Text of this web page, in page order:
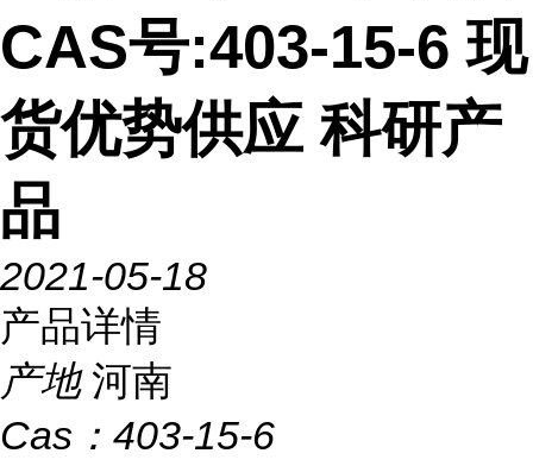
CAS号:403-15-6 现
货优势供应 科研产
品
2021-05-18
产品详情
产地 河南
Cas： 403-15-6